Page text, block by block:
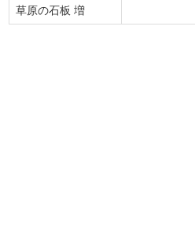
草原の石板 増